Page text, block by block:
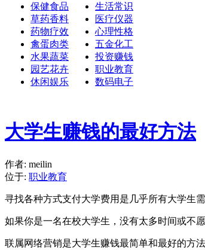
保健食品
草药香料
药物疗效
禽蛋肉类
水果蔬菜
园艺花卉
休闲娱乐
生活常识
医疗仪器
心理性格
五金化工
投资赚钱
职业教育
数码电子
大学生赚钱的最好方法
作者: meilin
位于: 职业教育
寻找各种方式支付大学费用是几乎所有大学生
如果你是一名在校大学生，没有太多时间或不
联属网络营销是大学生赚钱最简单和最好的方